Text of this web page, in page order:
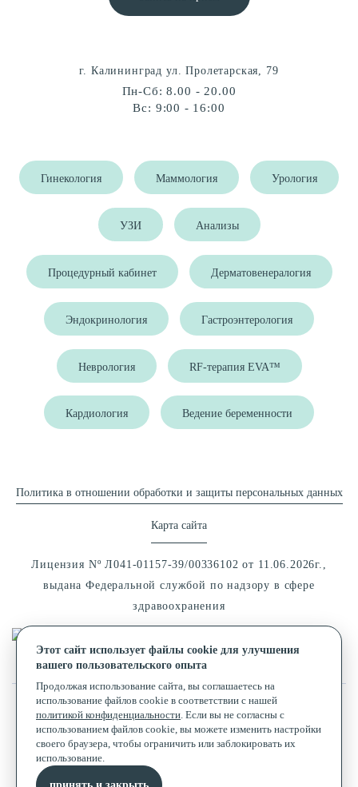
г. Калининград ул. Пролетарская, 79
Пн-Сб: 8.00 - 20.00
Вс: 9:00 - 16:00
Гинекология Маммология Урология
УЗИ Анализы
Процедурный кабинет Дерматовенералогия
Эндокринология Гастроэнтерология
Неврология RF-терапия EVA™
Кардиология Ведение беременности
Политика в отношении обработки и защиты персональных данных
Карта сайта
Лицензия Nº Л041-01157-39/00336102 от 11.06.2026г.,
выдана Федеральной службой по надзору в сфере
здравоохранения
Альзория © 2026
Комплексный маркетинг и развитие клиник
almond-medical.ru
Этот сайт использует файлы cookie для улучшения
вашего пользовательского опыта
Продолжая использование сайта, вы соглашаетесь на
использование файлов cookie в соответствии с нашей
политикой конфиденциальности. Если вы не согласны с
использованием файлов cookie, вы можете изменить настройки
своего браузера, чтобы ограничить или заблокировать их
использование.